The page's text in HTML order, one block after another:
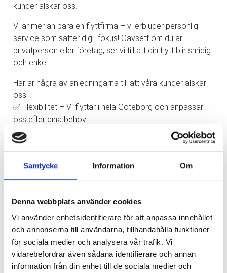
Samtycke Information Om
Denna webbplats använder cookies
Vi använder enhetsidentifierare för att anpassa innehållet
och annonserna till användarna, tillhandahålla funktioner
för sociala medier och analysera vår trafik. Vi
vidarebefordrar även sådana identifierare och annan
information från din enhet till de sociala medier och
kunder älskar oss.
Vi är mer än bara en flyttfirma – vi erbjuder personlig
service som sätter dig i fokus! Oavsett om du är
privatperson eller företag, ser vi till att din flytt blir smidig
och enkel.
Här är några av anledningarna till att våra kunder älskar
oss:
✅ Flexibilitet – Vi flyttar i hela Göteborg och anpassar
oss efter dina behov.
✅ Enkelhet – Med en tydlig offert och möjligheten att
betala med kort gör vi din flytt så enkel som möjligt.
✅ Säkerhet – Din trygghet är vår prioritet. Vi har både
ansvarsförsäkring och trafiktillstånd.
Låt oss hjälpa dig med din nästa flytt och upplev
Kontakta oss idag!
✉️info@express-flytt.com
☎️ 031-714 71 30